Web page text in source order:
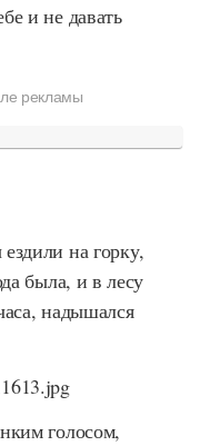
и не давать
рекламы
на горку,
была, и в лесу
надышался
голосом,